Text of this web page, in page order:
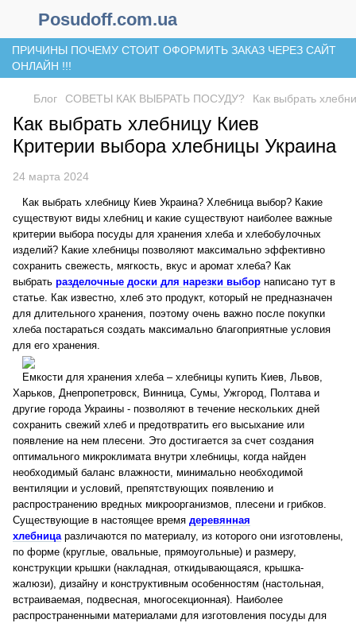
Posudoff.com.ua
ПРИЧИНЫ ПОЧЕМУ СТОИТ ОФОРМИТЬ ЗАКАЗ ЧЕРЕЗ САЙТ
ОНЛАЙН !!!
Блог СОВЕТЫ КАК ВЫБРАТЬ ПОСУДУ? Как выбрать
Как выбрать хлебницу Киев
Критерии выбора хлебницы Украина
24 марта 2024
Как выбрать хлебницу Киев Украина? Хлебница выбор? Какие
существуют виды хлебниц и какие существуют наиболее важные
критерии выбора посуды для хранения хлеба и хлебобулочных
изделий? Какие хлебницы позволяют максимально эффективно
сохранить свежесть, мягкость, вкус и аромат хлеба? Как
выбрать разделочные доски для нарезки выбор написано тут в
статье. Как известно, хлеб это продукт, который не предназначен
для длительного хранения, поэтому очень важно после покупки
хлеба постараться создать максимально благоприятные условия
для его хранения.
Емкости для хранения хлеба – хлебницы купить Киев, Львов,
Харьков, Днепропетровск, Винница, Сумы, Ужгород, Полтава и
другие города Украины - позволяют в течение нескольких дней
сохранить свежий хлеб и предотвратить его высыхание или
появление на нем плесени. Это достигается за счет создания
оптимального микроклимата внутри хлебницы, когда найден
необходимый баланс влажности, минимально необходимой
вентиляции и условий, препятствующих появлению и
распространению вредных микроорганизмов, плесени и грибков.
Существующие в настоящее время деревянная
хлебницаразличаются по материалу, из которого они изготовлены,
по форме (круглые, овальные, прямоугольные) и размеру,
конструкции крышки (накладная, откидывающаяся, крышка-
жалюзи), дизайну и конструктивным особенностям (настольная,
встраиваемая, подвесная, многосекционная). Наиболее
распространенными материалами для изготовления посуды для